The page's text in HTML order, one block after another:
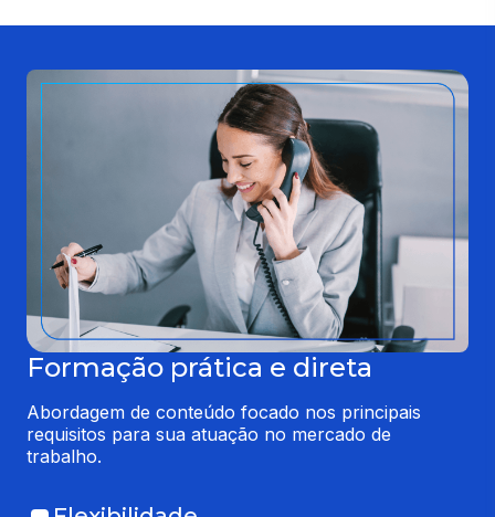
Formação prática e direta
Abordagem de conteúdo focado nos principais
requisitos para sua atuação no mercado de
trabalho.